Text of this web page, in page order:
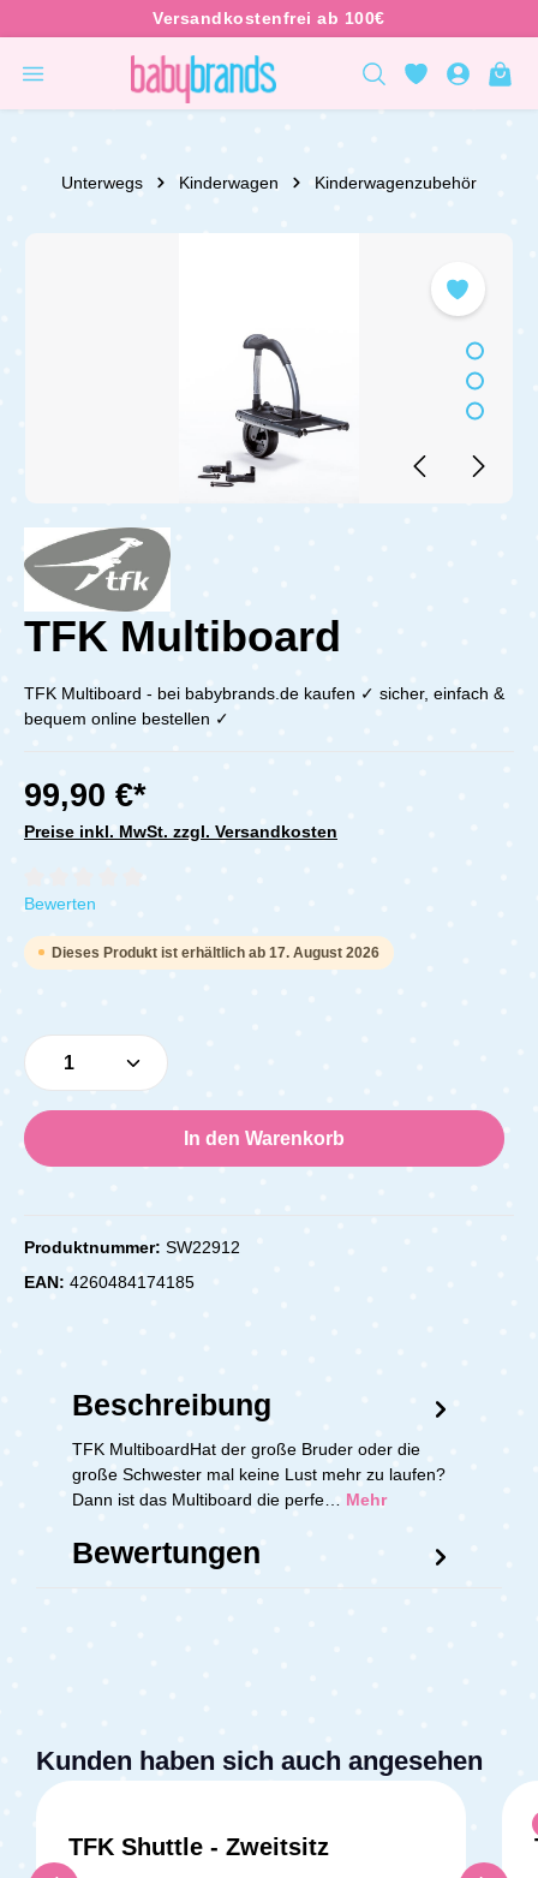
Unterwegs Kinderwagen Kinderwagenzubehör
TFK Multiboard
TFK Multiboard - bei babybrands.de kaufen ✓ sicher, einfach &
bequem online bestellen ✓
99,90 €*
Preise inkl. MwSt. zzgl. Versandkosten
Durchschnittliche Bewertung von 0 von 5 Sternen
Bewerten
Dieses Produkt ist erhältlich ab 17. August 2026
Produkt Anzahl: Gib den gewünschten
In den Warenkorb
Produktnummer: SW22912
EAN: 4260484174185
Beschreibung
TFK MultiboardHat der große Bruder oder die
große Schwester mal keine Lust mehr zu laufen?
Dann ist das Multiboard die perfe… Mehr
Bewertungen
Kunden haben sich auch angesehen
TFK Shuttle - Zweitsitz